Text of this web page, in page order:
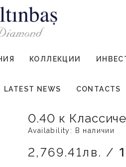
КОЛЛЕКЦИИ
LATEST NEWS CONTACTS
0.40 к
Availability: В наличии
2,769.41лв. /